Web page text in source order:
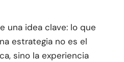
una idea clave: lo que
estrategia no es el
sino la experiencia